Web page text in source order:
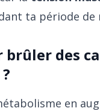
ta période de
des
en